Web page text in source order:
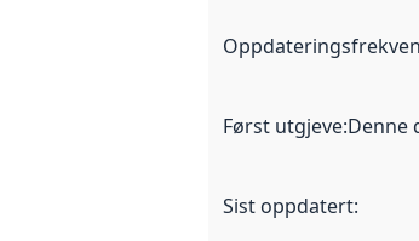
Først utgjeve:Denne
Sist oppdatert: